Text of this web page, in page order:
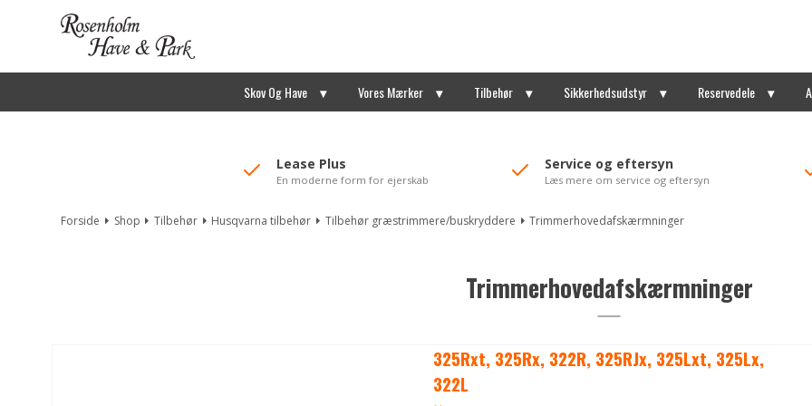
Skov Og Have Vores Mærker Tilbehør Sikkerhedsudstyr Reservedele
Lease Plus
En moderne form for ejerskab
Service og eftersyn
Læs mere om service og eftersyn
Forside Shop Tilbehør Husqvarna tilbehør Tilbehør græstrimmere/buskryddere Trimmerhovedafskærmninger
Trimmerhovedafskærmninger
325Rxt, 325Rx, 322R, 325RJx, 325Lxt, 325Lx,
322L